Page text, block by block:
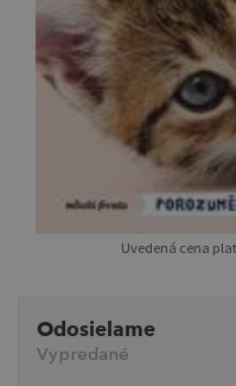
Uvedená cena
Odosielame
Vypredané